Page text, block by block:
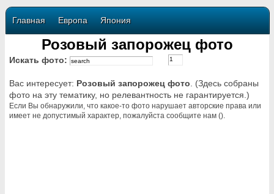
Главная Европа Япония
Розовый запорожец фото
Искать фото:
Вас интересует: Розовый запорожец фото . (Здесь собраны
фото на эту тематику, но релевантность не гарантируется.)
Если Вы обнаружили, что какое-то фото нарушает авторские права или
имеет не допустимый характер, пожалуйста сообщите нам ().